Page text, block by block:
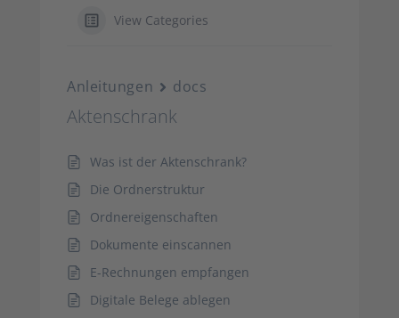
View Categories
Anleitungen docs
Aktenschrank
Was ist der Aktenschrank?
Die Ordnerstruktur
Ordnereigenschaften
Dokumente einscannen
E-Rechnungen empfangen
Digitale Belege ablegen